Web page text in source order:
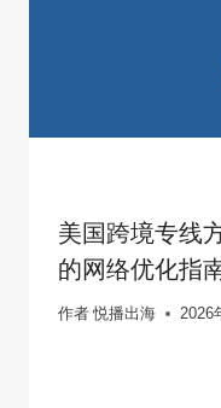
美国跨境专线
的网络优化指
作者 悦播出海 2026